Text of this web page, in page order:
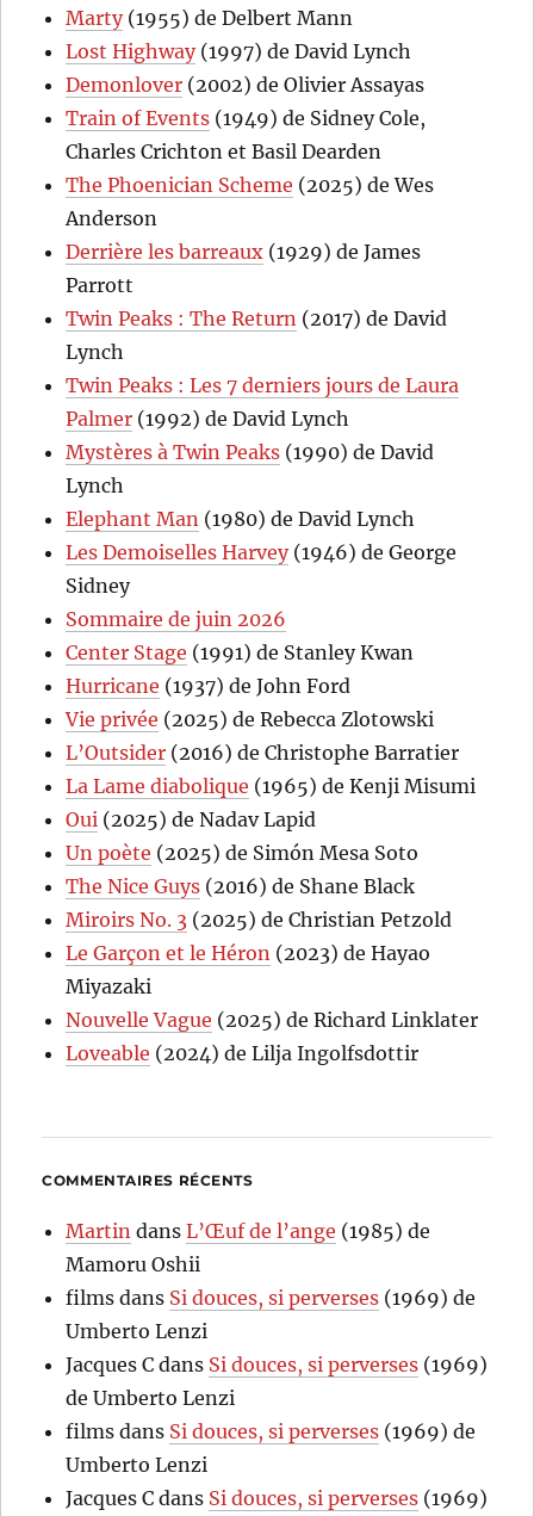
Marty(1955) de Delbert Mann
Lost Highway(1997) de David Lynch
Demonlover (2002) de Olivier Assayas
Train of Events (1949) de Sidney Cole,
Charles Crichton et Basil Dearden
The Phoenician Scheme (2025) de Wes
Anderson
Derrière les barreaux (1929) de James
Parrott
Twin Peaks : The Return (2017) de David
Lynch
Twin Peaks : Les 7 derniers jours de Laura
Palmer (1992) de David Lynch
Mystères à Twin Peaks (1990) de David
Lynch
Elephant Man (1980) de David Lynch
Les Demoiselles Harvey(1946) de George
Sidney
Sommaire de juin 2026
Center Stage (1991) de Stanley Kwan
Hurricane (1937) de John Ford
Vie privée (2025) de Rebecca Zlotowski
L’Outsider (2016) de Christophe Barratier
La Lame diabolique (1965) de Kenji Misumi
Oui (2025) de Nadav Lapid
Un poète (2025) de Simón Mesa Soto
The Nice Guys (2016) de Shane Black
Miroirs No. 3 (2025) de Christian Petzold
Le Garçon et le Héron (2023) de Hayao
Miyazaki
Nouvelle Vague (2025) de Richard Linklater
Loveable (2024) de Lilja Ingolfsdottir
COMMENTAIRES RÉCENTS
Martin dansL’Œuf de l’ange (1985) de
Mamoru Oshii
films dans Si douces, si perverses (1969) de
Umberto Lenzi
Jacques C dans Si douces, si perverses (1969)
de Umberto Lenzi
films dans Si douces, si perverses (1969) de
Umberto Lenzi
Jacques C dans Si douces, si perverses (1969)